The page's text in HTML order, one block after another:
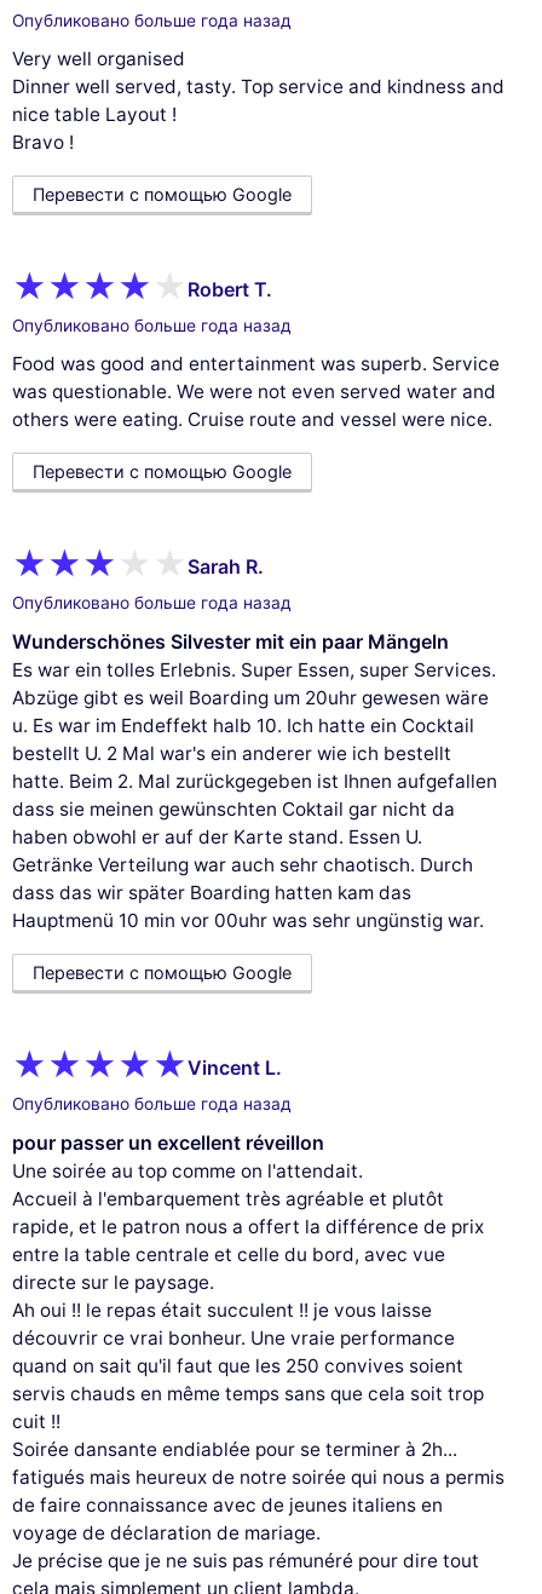
Опубликовано больше года назад
Very well organised
Dinner well served, tasty. Top service and kindness and
nice table Layout !
Bravo !
Перевести с помощью Google
Robert T.
Опубликовано больше года назад
Food was good and entertainment was superb. Service
was questionable. We were not even served water and
others were eating. Cruise route and vessel were nice.
Перевести с помощью Google
Sarah R.
Опубликовано больше года назад
Wunderschönes Silvester mit ein paar Mängeln
Es war ein tolles Erlebnis. Super Essen, super Services.
Abzüge gibt es weil Boarding um 20uhr gewesen wäre
u. Es war im Endeffekt halb 10. Ich hatte ein Cocktail
bestellt U. 2 Mal war's ein anderer wie ich bestellt
hatte. Beim 2. Mal zurückgegeben ist Ihnen aufgefallen
dass sie meinen gewünschten Coktail gar nicht da
haben obwohl er auf der Karte stand. Essen U.
Getränke Verteilung war auch sehr chaotisch. Durch
dass das wir später Boarding hatten kam das
Hauptmenü 10 min vor 00uhr was sehr ungünstig war.
Перевести с помощью Google
Vincent L.
Опубликовано больше года назад
pour passer un excellent réveillon
Une soirée au top comme on l'attendait.
Accueil à l'embarquement très agréable et plutôt
rapide, et le patron nous a offert la différence de prix
entre la table centrale et celle du bord, avec vue
directe sur le paysage.
Ah oui !! le repas était succulent !! je vous laisse
découvrir ce vrai bonheur. Une vraie performance
quand on sait qu'il faut que les 250 convives soient
servis chauds en même temps sans que cela soit trop
cuit !!
Soirée dansante endiablée pour se terminer à 2h...
fatigués mais heureux de notre soirée qui nous a permis
de faire connaissance avec de jeunes italiens en
voyage de déclaration de mariage.
Je précise que je ne suis pas rémunéré pour dire tout
cela mais simplement un client lambda.